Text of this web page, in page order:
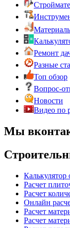
Ремонт
Разные
Топ обзор
Вопрос-
Новости
Видео по
Мы
Калькулятор
Расчет
Расчет
Онлайн
Расчет
Расчет